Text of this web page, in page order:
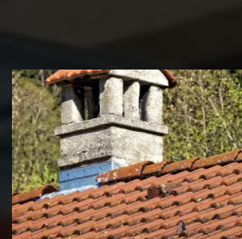
Couvreur zingueur 39 Jura